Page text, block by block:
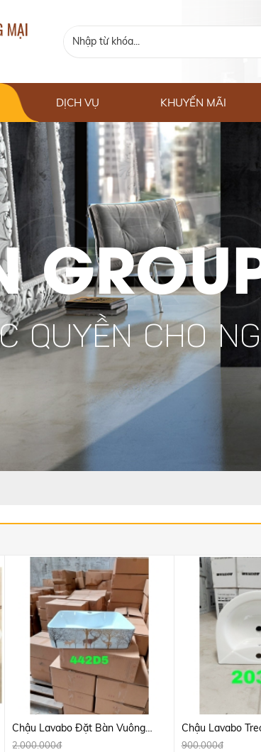
DỊCH VỤ KHUYẾN MÃI
QUYỀN CHO
Chậu Lavabo Đặt Bàn Vuông
Hươu Vàng 442D5
2.000.000đ
Chậu Lavabo
900.000đ